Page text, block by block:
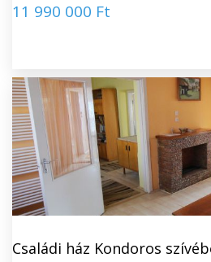
11 990 000 Ft
Családi ház Kondoros